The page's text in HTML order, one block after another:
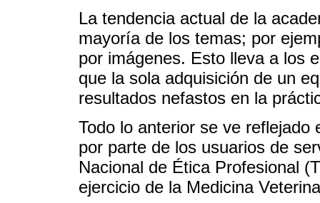
La tendencia actual de la
mayoría de los temas; por
por imágenes. Esto lleva a los
que la sola adquisición de un
resultados nefastos en la
Todo lo anterior se ve reflejado
por parte de los usuarios de
Nacional de Ética Profesional
ejercicio de la Medicina